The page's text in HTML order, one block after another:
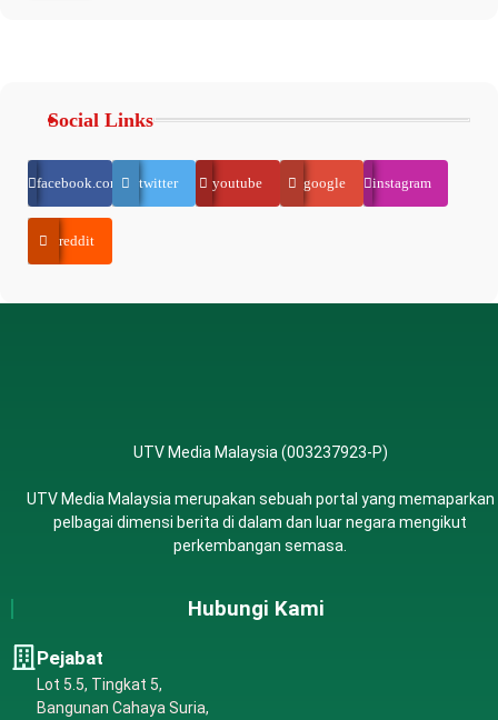
Social Links
facebook.com twitter youtube google instagram
reddit
UTV Media Malaysia (003237923-P)
UTV Media Malaysia merupakan sebuah portal yang memaparkan
pelbagai dimensi berita di dalam dan luar negara mengikut
perkembangan semasa.
Hubungi Kami
Pejabat
Lot 5.5, Tingkat 5,
Bangunan Cahaya Suria,